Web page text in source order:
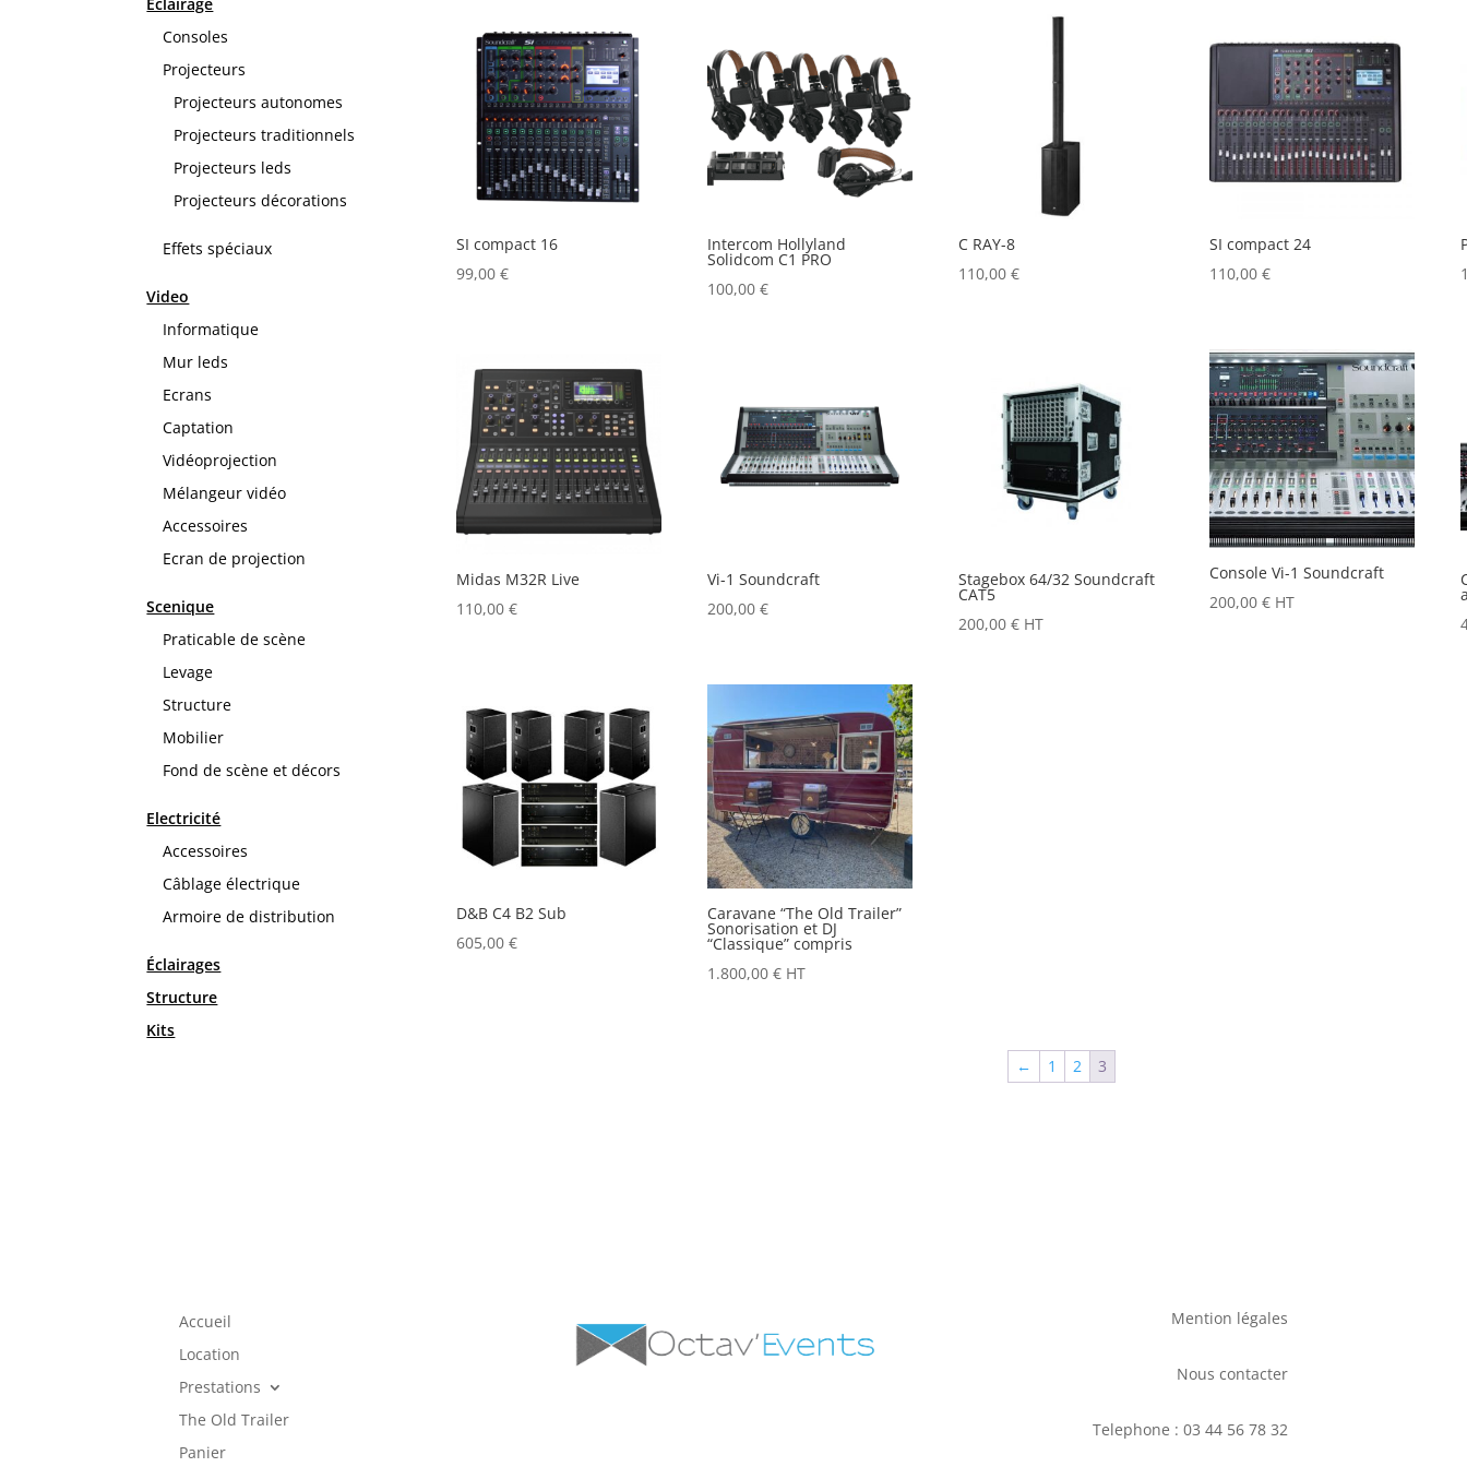
Consoles
Projecteurs
Projecteurs autonomes
Projecteurs traditionnels
Projecteurs leds
Projecteurs décorations
Effets spéciaux
Video
Informatique
Mur leds
Ecrans
Captation
Vidéoprojection
Mélangeur vidéo
Accessoires
Ecran de projection
Scenique
Praticable de scène
Levage
Structure
Mobilier
Fond de scène et décors
Electricité
Accessoires
Câblage électrique
Armoire de distribution
Éclairages
Structure
Kits
SI compact 16
99,00 €
Intercom Hollyland
Solidcom C1 PRO
100,00 €
C RAY-8
110,00 €
SI compact 24
110,00 €
Midas M32R Live
110,00 €
Vi-1 Soundcraft
200,00 €
Stagebox 64/32 Soundcraft
CAT5
200,00 € HT
Console Vi-1 Soundcraft
200,00 € HT
D&B C4 B2 Sub
605,00 €
Caravane “The Old Trailer”
Sonorisation et DJ
“Classique” compris
1.800,00 € HT
← 1 2 3
Accueil
Location
Prestations
The Old Trailer
Panier
Mention légales
Nous contacter
Telephone : 03 44 56 78 32